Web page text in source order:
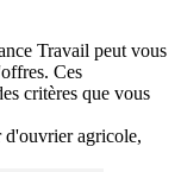
Travail peut vous
Ces
critères que vous
d'ouvrier agricole,